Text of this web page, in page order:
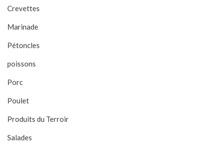
Crevettes
Marinade
Pétoncles
poissons
Porc
Poulet
Produits du Terroir
Salades